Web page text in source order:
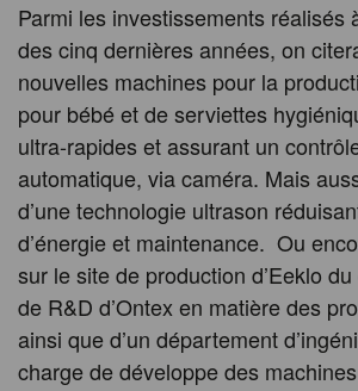
Parmi les investissements réalisés
des cinq dernières années, on
nouvelles machines pour la
pour bébé et de serviettes
ultra-rapides et assurant un
automatique, via caméra. Mais
d’une technologie ultrason
d’énergie et maintenance. Ou
sur le site de production d’Eeklo
de R&D d’Ontex en matière des
ainsi que d’un département
charge de développe des